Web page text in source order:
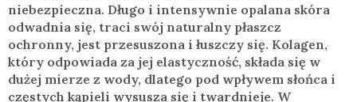
niebezpieczna. Długo i intensywnie opalana skóra
odwadnia się, traci swój naturalny płaszcz
ochronny, jest przesuszona i łuszczy się. Kolagen,
który odpowiada za jej elastyczność, składa się w
dużej mierze z wody, dlatego pod wpływem słońca i
częstych kąpieli wysusza się i twardnieje. W